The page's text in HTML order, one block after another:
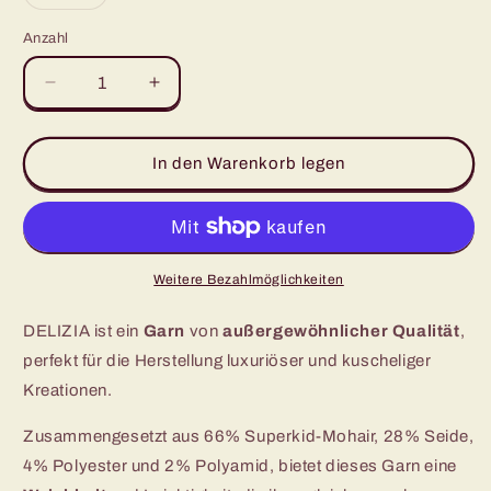
Anzahl
Verringere
die
Menge
DELIZIA
-
Mischung
und
Erhöhe
die
Menge
für
DELIZIA
-
Erstklassige
Mischung
aus
und
Seide
In den Warenkorb legen
Weitere Bezahlmöglichkeiten
DELIZIA ist ein Garn vonaußergewöhnlicher Qualität,
perfekt für die Herstellung luxuriöser und kuscheliger
Kreationen.
Zusammengesetzt aus 66% Superkid-Mohair, 28% Seide,
4% Polyester und 2% Polyamid, bietet dieses Garn eine